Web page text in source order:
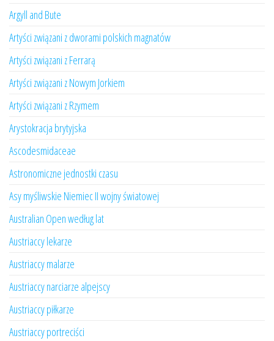
Argyll and Bute
Artyści związani z dworami polskich magnatów
Artyści związani z Ferrarą
Artyści związani z Nowym Jorkiem
Artyści związani z Rzymem
Arystokracja brytyjska
Ascodesmidaceae
Astronomiczne jednostki czasu
Asy myśliwskie Niemiec II wojny światowej
Australian Open według lat
Austriaccy lekarze
Austriaccy malarze
Austriaccy narciarze alpejscy
Austriaccy piłkarze
Austriaccy portreciści